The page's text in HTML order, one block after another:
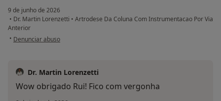
9 de junho de 2026
• Dr. Martin Lorenzetti • Artrodese Da Coluna Com Instrumentacao Por Via
Anterior
• na opinião do utilizador Rui Marques
Denunciar abuso
Dr. Martin Lorenzetti
Wow obrigado Rui! Fico com vergonha